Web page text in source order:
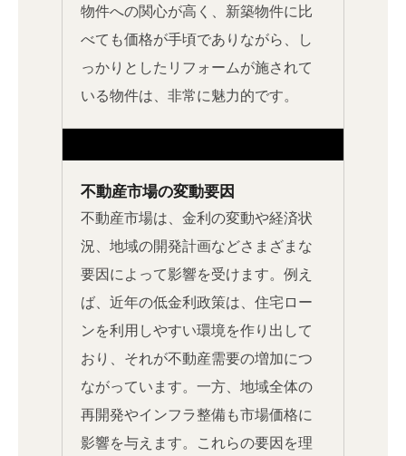
物件への関心が高く、新築物件に比
べても価格が手頃でありながら、し
っかりとしたリフォームが施されて
いる物件は、非常に魅力的です。
不動産市場の変動要因
不動産市場は、金利の変動や経済状
況、地域の開発計画などさまざまな
要因によって影響を受けます。例え
ば、近年の低金利政策は、住宅ロー
ンを利用しやすい環境を作り出して
おり、それが不動産需要の増加につ
ながっています。一方、地域全体の
再開発やインフラ整備も市場価格に
影響を与えます。これらの要因を理